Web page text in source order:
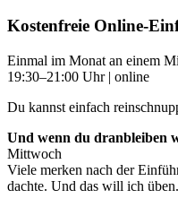
Kostenfreie Online-
Einmal im Monat an einem
19:30–21:00 Uhr | online
Du kannst einfach
Und wenn du dranbleiben
Mittwoch
Viele merken nach der
dachte. Und das will ich